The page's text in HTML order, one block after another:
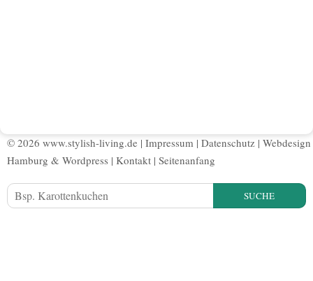
© 2026 www.stylish-living.de | Impressum | Datenschutz | Webdesign
Hamburg & Wordpress | Kontakt | Seitenanfang
SUCHE